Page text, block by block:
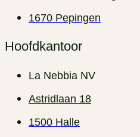
1670 Pepingen
Hoofdkantoor
La Nebbia NV
Astridlaan 18
1500 Halle